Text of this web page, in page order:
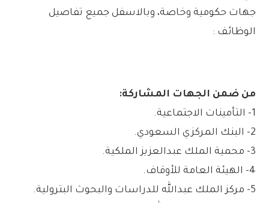
جهات حكومية وخاصة، وبالاسفل جميع تفاصيل
الوظائف :
من ضمن الجهات المشاركة:
1- التأمينات الاجتماعية.
2- البنك المركزي السعودي.
3- محمية الملك عبدالعزيز الملكية.
4- الهيئة العامة للأوقاف.
5- مركز الملك عبدالله للدراسات والبحوث البترولية.